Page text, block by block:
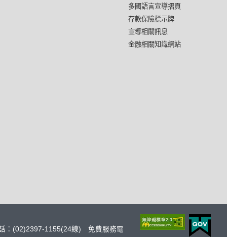
多國語言宣導摺頁
存款保險標示牌
宣導相關訊息
金融相關知識網站
：(02)2397-1155(24線) 免費服務電